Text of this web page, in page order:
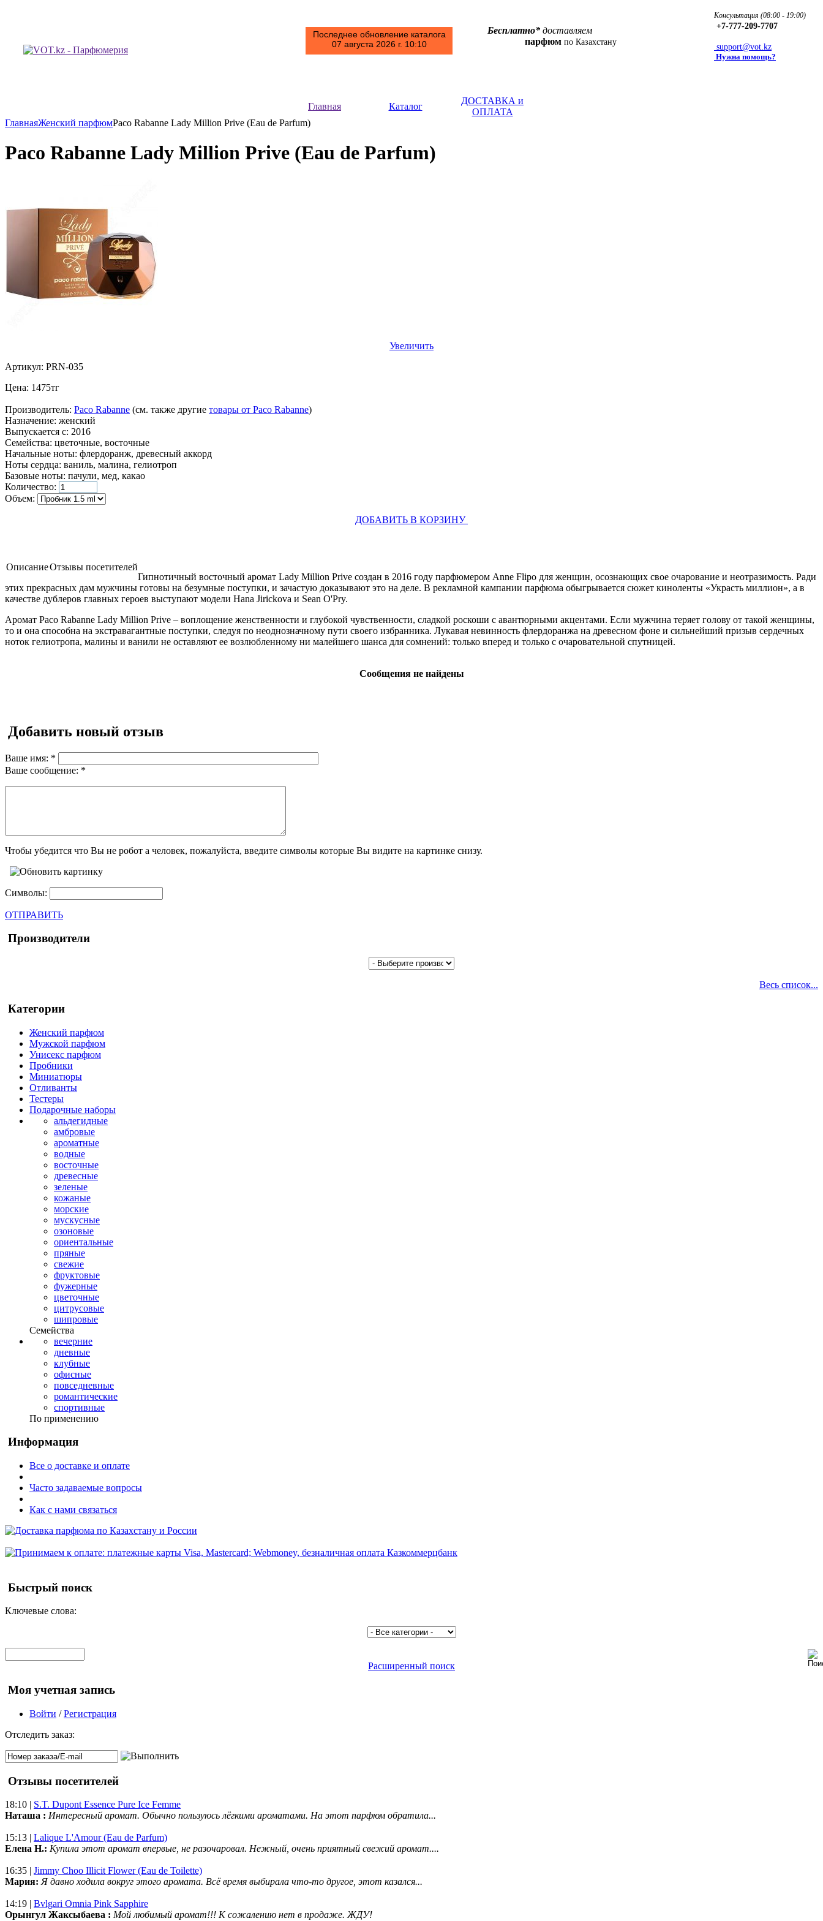
Последнее обновление каталога
07 августа 2026 г. 10:10
Бесплатно* доставляем
парфюм по Казахстану
Консультация (08:00 - 19:00)
+7-777-209-7707
support@vot.kz
Нужна помощь?
Главная Каталог
ДОСТАВКА и
ОПЛАТА
ГлавнаяЖенский парфюмPaco Rabanne Lady Million Prive (Eau de Parfum)
Paco Rabanne Lady Million Prive (Eau de Parfum)
Увеличить
Артикул: PRN-035
Цена: 1475тг
Производитель: Paco Rabanne (см. также другие товары от Paco Rabanne)
Назначение: женский
Выпускается с: 2016
Семейства: цветочные, восточные
Начальные ноты: флердоранж, древесный аккорд
Ноты сердца: ваниль, малина, гелиотроп
Базовые ноты: пачули, мед, какао
Количество:
Объем:
ДОБАВИТЬ В КОРЗИНУ
ОписаниеОтзывы посетителей
Гипнотичный восточный аромат Lady Million Prive создан в 2016 году парфюмером Anne Flipo для женщин, осознающих свое очарование и неотразимость. Ради
этих прекрасных дам мужчины готовы на безумные поступки, и зачастую доказывают это на деле. В рекламной кампании парфюма обыгрывается сюжет киноленты «Украсть миллион», а в
качестве дублеров главных героев выступают модели Hana Jirickova и Sean O'Pry.
Аромат Paco Rabanne Lady Million Prive – воплощение женственности и глубокой чувственности, сладкой роскоши с авантюрными акцентами. Если мужчина теряет голову от такой женщины,
то и она способна на экстравагантные поступки, следуя по неоднозначному пути своего избранника. Лукавая невинность флердоранжа на древесном фоне и сильнейший призыв сердечных
ноток гелиотропа, малины и ванили не оставляют ее возлюбленному ни малейшего шанса для сомнений: только вперед и только с очаровательной спутницей.
Сообщения не найдены
Добавить новый отзыв
Ваше имя: *
Ваше сообщение: *
Чтобы убедится что Вы не робот а человек, пожалуйста, введите символы которые Вы видите на картинке снизу.
Символы:
ОТПРАВИТЬ
Производители
Весь список...
Категории
Женский парфюм
Мужской парфюм
Унисекс парфюм
Пробники
Миниатюры
Отливанты
Тестеры
Подарочные наборы
альдегидные
амбровые
ароматные
водные
восточные
древесные
зеленые
кожаные
морские
мускусные
озоновые
ориентальные
пряные
свежие
фруктовые
фужерные
цветочные
цитрусовые
шипровые
Семейства
вечерние
дневные
клубные
офисные
повседневные
романтические
спортивные
По применению
Информация
Все о доставке и оплате
Часто задаваемые вопросы
Как с нами связаться
Быстрый поиск
Ключевые слова:
Расширенный поиск
Моя учетная запись
Войти /Регистрация
Отследить заказ:
Отзывы посетителей
18:10 | S.T. Dupont Essence Pure Ice Femme
Наташа : Интересный аромат. Обычно пользуюсь лёгкими ароматами. На этот парфюм обратила...
15:13 | Lalique L'Amour (Eau de Parfum)
Елена Н.: Купила этот аромат впервые, не разочаровал. Нежный, очень приятный свежий аромат....
16:35 | Jimmy Choo Illicit Flower (Eau de Toilette)
Мария: Я давно ходила вокруг этого аромата. Всё время выбирала что-то другое, этот казался...
14:19 | Bvlgari Omnia Pink Sapphire
Орынгул Жаксыбаева : Мой любимый аромат!!! К сожалению нет в продаже. ЖДУ!